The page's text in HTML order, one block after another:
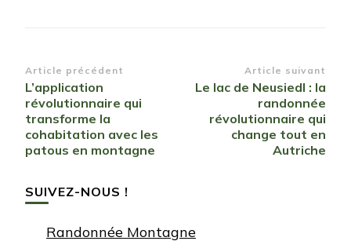
Navigation
d’article
Article précédent
L’application
révolutionnaire qui
transforme la
cohabitation avec les
patous en montagne
Article suivant
Le lac de Neusiedl : la
randonnée
révolutionnaire qui
change tout en
Autriche
SUIVEZ-NOUS !
Randonnée Montagne